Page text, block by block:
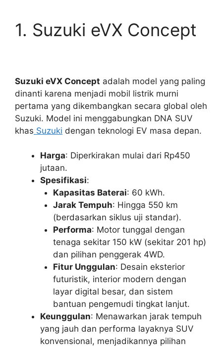
1. Suzuki eVX Concept
Suzuki eVX Concept adalah model yang paling
dinanti karena menjadi mobil listrik murni
pertama yang dikembangkan secara global oleh
Suzuki. Model ini menggabungkan DNA SUV
khas Suzuki dengan teknologi EV masa depan.
Harga: Diperkirakan mulai dari Rp450
jutaan.
Spesifikasi:
Kapasitas Baterai: 60 kWh.
Jarak Tempuh: Hingga 550 km
(berdasarkan siklus uji standar).
Performa: Motor tunggal dengan
tenaga sekitar 150 kW (sekitar 201 hp)
dan pilihan penggerak 4WD.
Fitur Unggulan: Desain eksterior
futuristik, interior modern dengan
layar digital besar, dan sistem
bantuan pengemudi tingkat lanjut.
Keunggulan: Menawarkan jarak tempuh
yang jauh dan performa layaknya SUV
konvensional, menjadikannya pilihan